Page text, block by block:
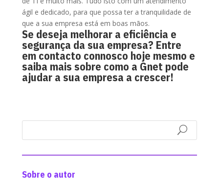
ágil e dedicado, para que possa ter a tranquilidade de
que a sua empresa está em boas mãos.
Se deseja melhorar a eficiência e
segurança da sua empresa? Entre
em contacto connosco hoje mesmo e
saiba mais sobre como a Gnet pode
ajudar a sua empresa a crescer!
Sobre o autor